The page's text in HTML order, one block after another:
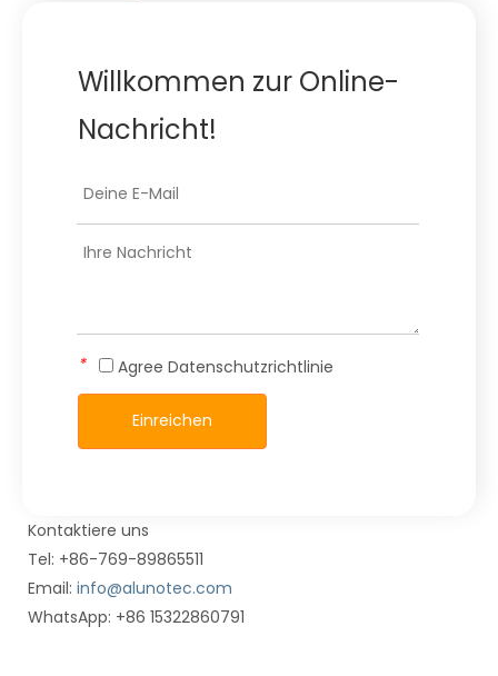
Willkommen zur Online-
Nachricht!
* Agree Datenschutzrichtlinie
Einreichen
Kontaktiere uns
Tel: +86-769-89865511
Email: info@alunotec.com
WhatsApp: +86 15322860791